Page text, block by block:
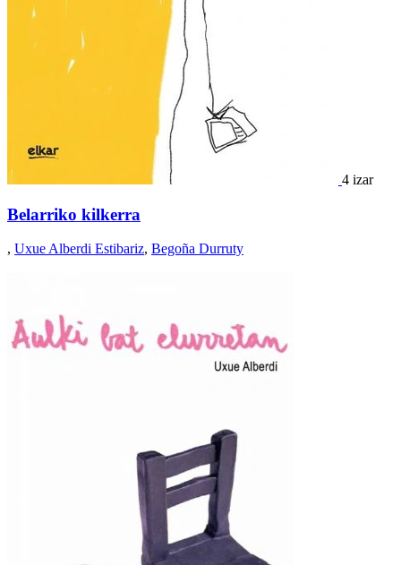
4 izar
Belarriko kilkerra
, Uxue Alberdi Estibariz, Begoña Durruty